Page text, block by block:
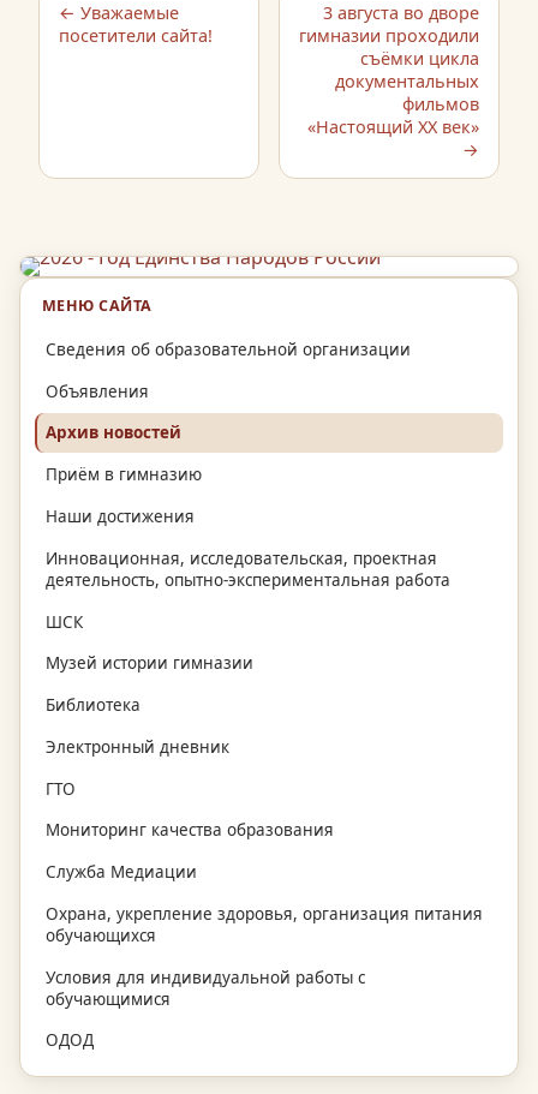
← Уважаемые
посетители сайта!
3 августа во дворе
гимназии проходили
съёмки цикла
документальных
фильмов
«Настоящий XX век»
→
МЕНЮ САЙТА
Сведения об образовательной организации
Объявления
Архив новостей
Приём в гимназию
Наши достижения
Инновационная, исследовательская, проектная
деятельность, опытно-экспериментальная работа
ШСК
Музей истории гимназии
Библиотека
Электронный дневник
ГТО
Мониторинг качества образования
Служба Медиации
Охрана, укрепление здоровья, организация питания
обучающихся
Условия для индивидуальной работы с
обучающимися
ОДОД